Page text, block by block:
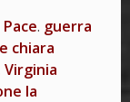
. guerra
chiara
Virginia
la